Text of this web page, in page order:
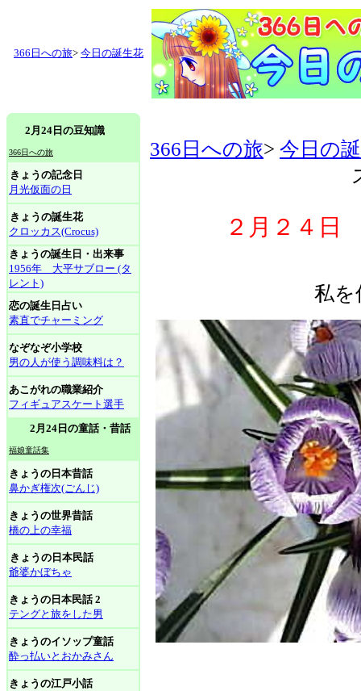
366日への旅> 今日の誕生花
2月24日の豆知識
366日への旅
きょうの記念日
月光仮面の日
きょうの誕生花
クロッカス(Crocus)
きょうの誕生日・出来事
1956年 大平サブロー (タ
レント)
恋の誕生日占い
素直でチャーミング
なぞなぞ小学校
男の人が使う調味料は？
あこがれの職業紹介
フィギュアスケート選手
2月24日の童話・昔話
福娘童話集
きょうの日本昔話
鼻かぎ権次(ごんじ)
きょうの世界昔話
橋の上の幸福
きょうの日本民話
爺婆かぼちゃ
きょうの日本民話 2
テングと旅をした男
きょうのイソップ童話
酔っ払いとおかみさん
きょうの江戸小話
366日への旅> 今日の
２月２４日
私を